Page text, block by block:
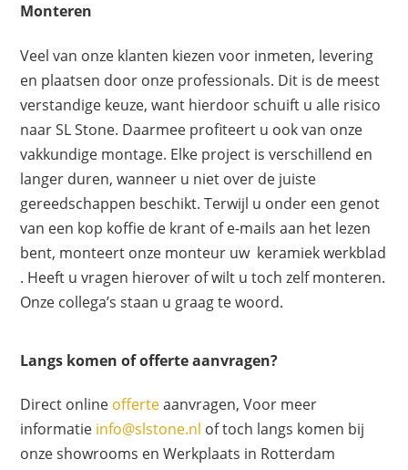
Monteren
Veel van onze klanten kiezen voor inmeten, levering
en plaatsen door onze professionals. Dit is de meest
verstandige keuze, want hierdoor schuift u alle risico
naar SL Stone. Daarmee profiteert u ook van onze
vakkundige montage. Elke project is verschillend en
langer duren, wanneer u niet over de juiste
gereedschappen beschikt. Terwijl u onder een genot
van een kop koffie de krant of e-mails aan het lezen
bent, monteert onze monteur uw keramiek werkblad
. Heeft u vragen hierover of wilt u toch zelf monteren.
Onze collega’s staan u graag te woord.
Langs komen of offerte aanvragen?
Direct online offerteaanvragen, Voor meer
informatie info@slstone.nl of toch langs komen bij
onze showrooms en Werkplaats in Rotterdam